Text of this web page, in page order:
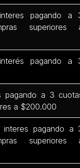
pagando a
superiores
pagando a
pagando a 3
a $200.000
pagando a
superiores